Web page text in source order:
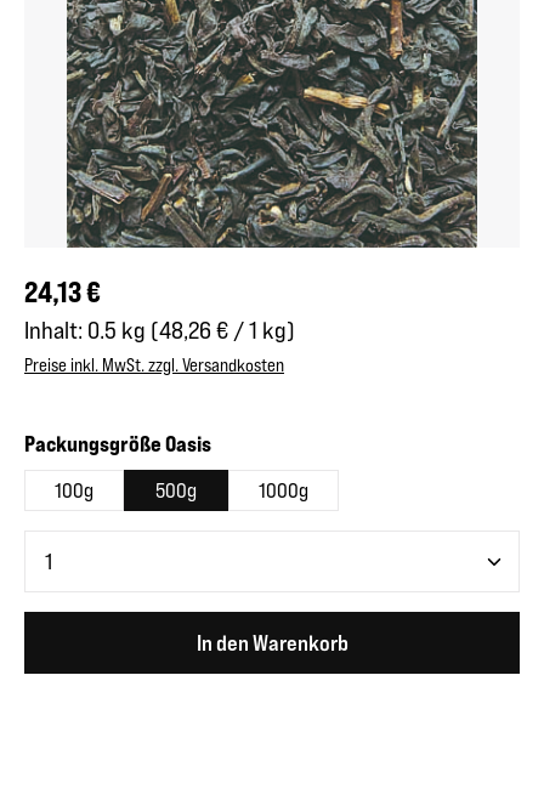
Regulärer Preis:
24,13 €
Inhalt: 0.5 kg (48,26 € / 1 kg)
Preise inkl. MwSt. zzgl. Versandkosten
Packungsgröße Oasisauswählen
100g 500g 1000g
In den Warenkorb